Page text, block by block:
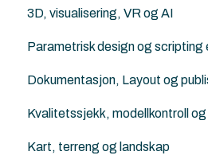
Solibri
IFC Viewers/Verktøy
Punktsky
FBX (.fbx)
Archicad filtyper (.pln, .pla,
KOF
ArchiFrame
Archicad
Solibri
3D, visualisering, VR og AI
Archicad
Twinmotion
AI Visualizer
Parametrisk design og scripting
Python for Archicad
PARAM-O for Archicad
Rhino - Grasshopper
Dokumentasjon, Layout og
Archicad
Kvalitetssjekk, modellkontroll
Solibri
Kart, terreng og landskap